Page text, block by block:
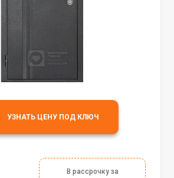
В рассрочку за
УЗНАТЬ ЦЕНУ ПОД КЛЮЧ